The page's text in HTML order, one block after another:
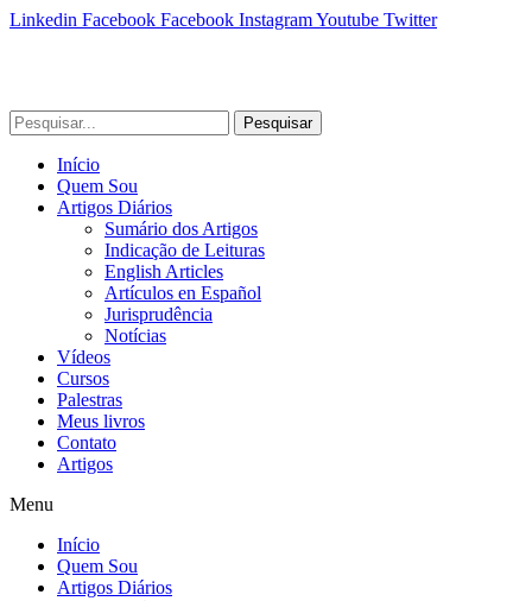
Linkedin Facebook Facebook InstagramYoutube Twitter
Pesquisar
Início
Quem Sou
Artigos Diários
Sumário dos Artigos
Indicação de Leituras
English Articles
Artículos en Español
Jurisprudência
Notícias
Vídeos
Cursos
Palestras
Meus livros
Contato
Artigos
Menu
Início
Quem Sou
Artigos Diários